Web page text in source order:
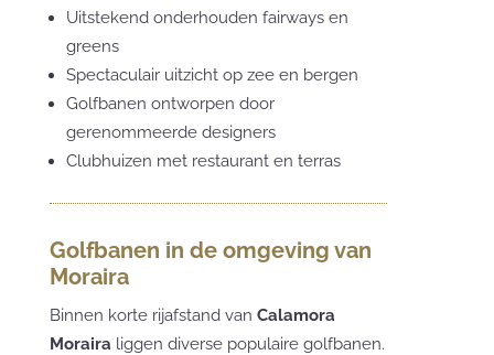
Uitstekend onderhouden fairways en
greens
Spectaculair uitzicht op zee en bergen
Golfbanen ontworpen door
gerenommeerde designers
Clubhuizen met restaurant en terras
Golfbanen in de omgeving van
Moraira
Binnen korte rijafstand van Calamora
Morairaliggen diverse populaire golfbanen.